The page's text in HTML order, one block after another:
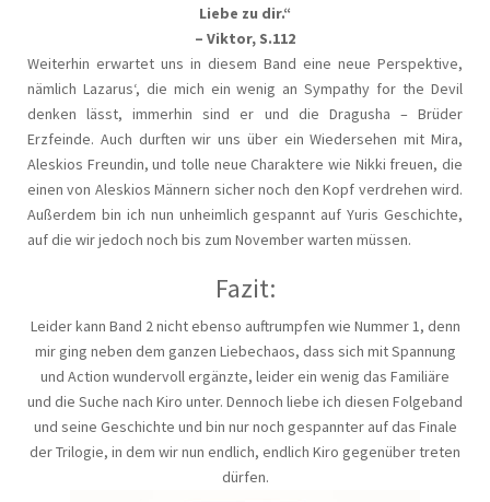
Liebe zu dir.“
– Viktor, S.112
Weiterhin erwartet uns in diesem Band eine neue Perspektive,
nämlich Lazarus‘, die mich ein wenig an Sympathy for the Devil
denken lässt, immerhin sind er und die Dragusha – Brüder
Erzfeinde. Auch durften wir uns über ein Wiedersehen mit Mira,
Aleskios Freundin, und tolle neue Charaktere wie Nikki freuen, die
einen von Aleskios Männern sicher noch den Kopf verdrehen wird.
Außerdem bin ich nun unheimlich gespannt auf Yuris Geschichte,
auf die wir jedoch noch bis zum November warten müssen.
Fazit:
Leider kann Band 2 nicht ebenso auftrumpfen wie Nummer 1, denn
mir ging neben dem ganzen Liebechaos, dass sich mit Spannung
und Action wundervoll ergänzte, leider ein wenig das Familiäre
und die Suche nach Kiro unter. Dennoch liebe ich diesen Folgeband
und seine Geschichte und bin nur noch gespannter auf das Finale
der Trilogie, in dem wir nun endlich, endlich Kiro gegenüber treten
dürfen.